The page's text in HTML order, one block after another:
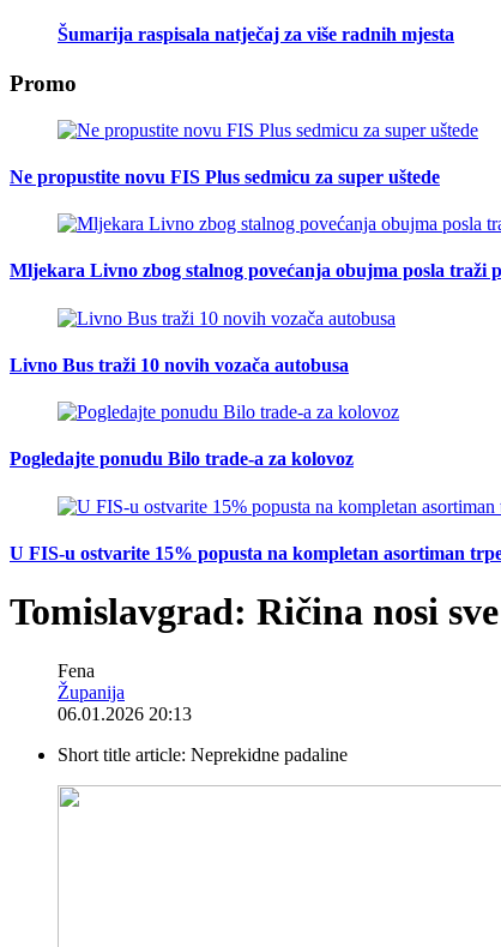
Šumarija raspisala natječaj za više radnih mjesta
Promo
Ne propustite novu FIS Plus sedmicu za super uštede
Mljekara Livno zbog stalnog povećanja obujma posla traži
Livno Bus traži 10 novih vozača autobusa
Pogledajte ponudu Bilo trade-a za kolovoz
U FIS-u ostvarite 15% popusta na kompletan asortiman
Tomislavgrad: Ričina nosi
Fena
Županija
06.01.2026 20:13
Short title article: Neprekidne padaline